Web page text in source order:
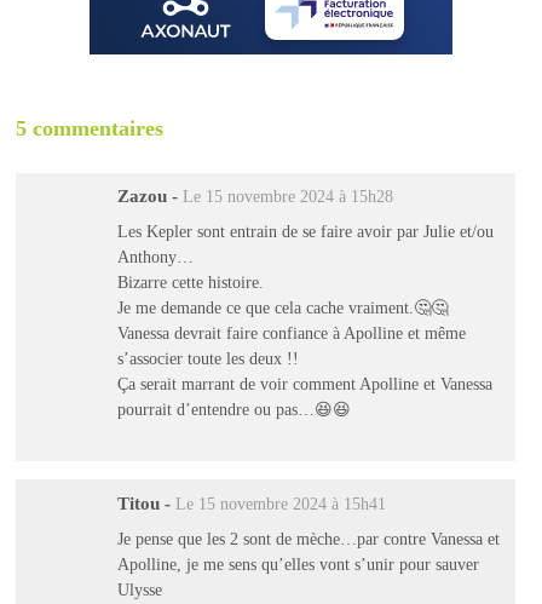
5 commentaires
Zazou - Le 15 novembre 2024 à 15h28
Les Kepler sont entrain de se faire avoir par Julie et/ou
Anthony…
Bizarre cette histoire.
Je me demande ce que cela cache vraiment.🤔🤔
Vanessa devrait faire confiance à Apolline et même
s’associer toute les deux !!
Ça serait marrant de voir comment Apolline et Vanessa
pourrait d’entendre ou pas…😆😆
Titou - Le 15 novembre 2024 à 15h41
Je pense que les 2 sont de mèche…par contre Vanessa et
Apolline, je me sens qu’elles vont s’unir pour sauver
Ulysse